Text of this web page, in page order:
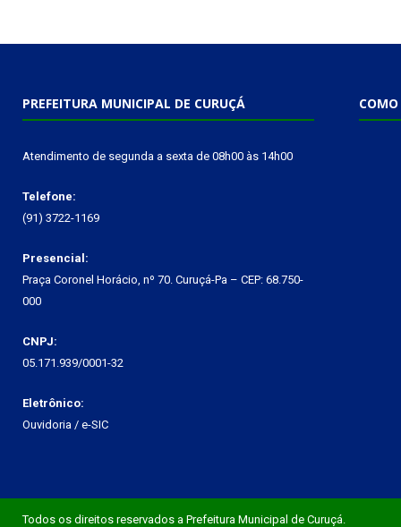
PREFEITURA MUNICIPAL DE CURUÇÁ
Atendimento de segunda a sexta de 08h00 às 14h00
Telefone:
(91) 3722-1169
Presencial:
Praça Coronel Horácio, nº 70. Curuçá-Pa – CEP: 68.750-
000
CNPJ:
05.171.939/0001-32
Eletrônico:
Ouvidoria / e-SIC
COMO
Todos os direitos reservados a Prefeitura Municipal de Curuçá.